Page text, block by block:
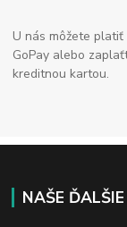
U nás môžete platiť
GoPay alebo
kreditnou kartou.
NAŠE